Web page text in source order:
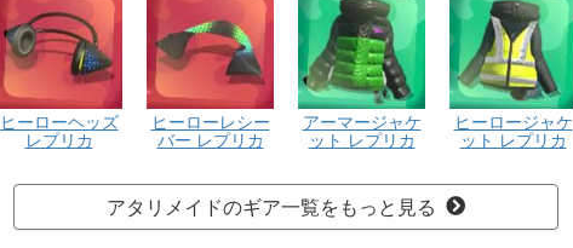
ヒーローヘッズ
レプリカ
ヒーローレシー
バー レプリカ
アーマージャケ
ット レプリカ
ヒーロージャケ
ット レプリカ
アタリメイドのギア一覧をもっと見る